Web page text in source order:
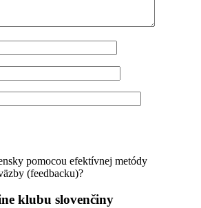
pomocou efektívnej metódy
(feedbacku)?
klubu slovenčiny